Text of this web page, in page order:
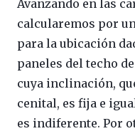
Avanzando en las
calcularemos por
para la ubicación
paneles del techo
cuya inclinación,
cenital, es fija e
es indiferente. Por